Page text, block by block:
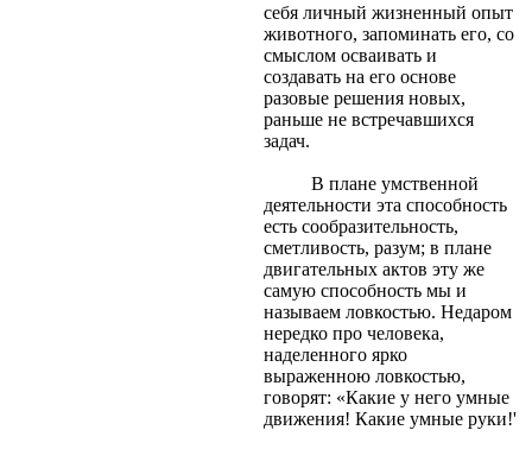
себя личный жизненный опыт
животного, запоминать его, со
смыслом осваивать и
создавать на его основе
разовые решения новых,
раньше не встречавшихся
задач.
В плане умственной
деятельности эта способность
есть сообразительность,
сметливость, разум; в плане
двигательных актов эту же
самую способность мы и
называем ловкостью. Недаром
нередко про человека,
наделенного ярко
выраженною ловкостью,
говорят: «Какие у него умные
движения! Какие умные руки!'